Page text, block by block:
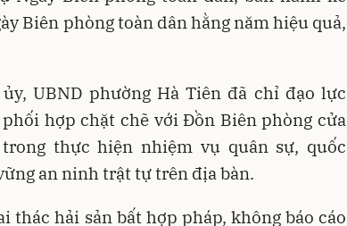
Biên phòng toàn dân hằng năm hiệu quả,
UBND phường Hà Tiên đã chỉ đạo lực
hợp chặt chẽ với Đồn Biên phòng cửa
thực hiện nhiệm vụ quân sự, quốc
an ninh trật tự trên địa bàn.
thác hải sản bất hợp pháp, không báo cáo